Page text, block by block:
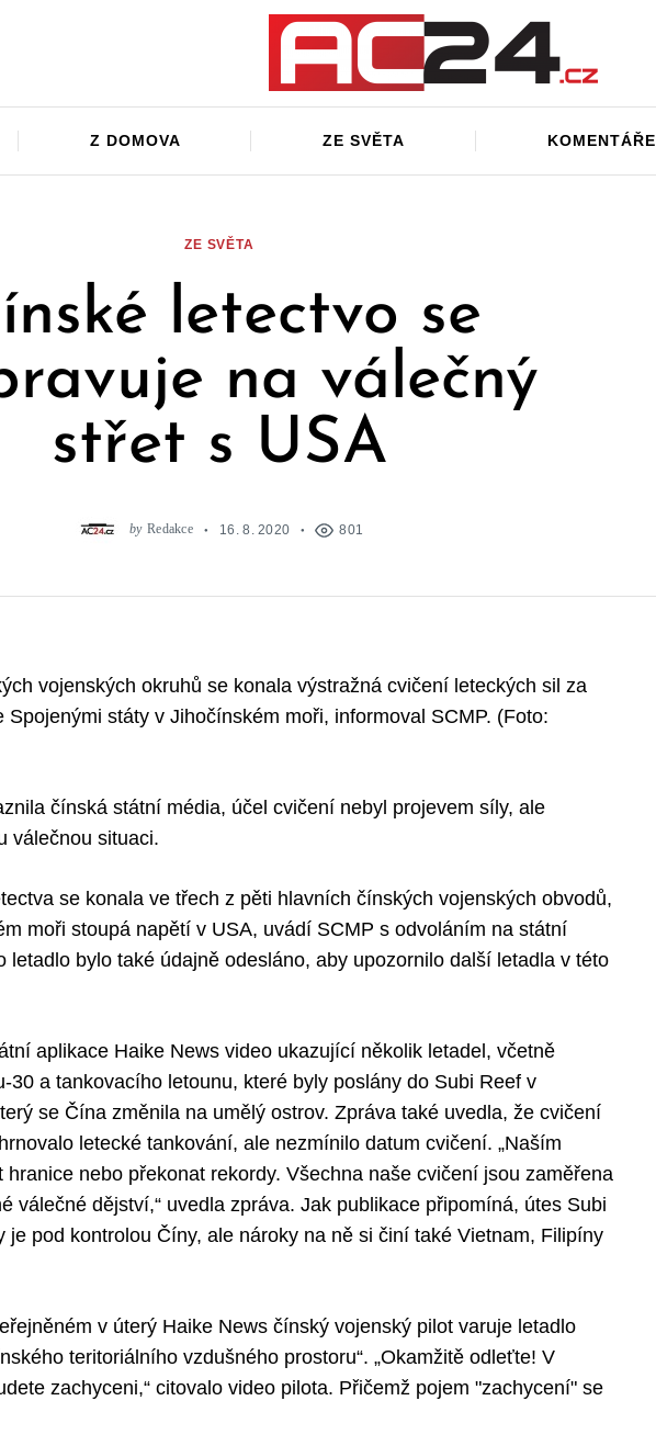
Z DOMOVA ZE SVĚTA KOMENTÁŘE
ZE SVĚTA
letectvo se
na válečný
střet s USA
by Redakce 16. 8. 2020 801
vojenských okruhů se konala výstražná cvičení leteckých sil za
Spojenými státy v Jihočínském moři, informoval SCMP. (Foto:
čínská státní média, účel cvičení nebyl projevem síly, ale
válečnou situaci.
se konala ve třech z pěti hlavních čínských vojenských obvodů,
moři stoupá napětí v USA, uvádí SCMP s odvoláním na státní
letadlo bylo také údajně odesláno, aby upozornilo další letadla v této
aplikace Haike News video ukazující několik letadel, včetně
30 a tankovacího letounu, které byly poslány do Subi Reef v
se Čína změnila na umělý ostrov. Zpráva také uvedla, že cvičení
letecké tankování, ale nezmínilo datum cvičení. „Naším
nebo překonat rekordy. Všechna naše cvičení jsou zaměřena
válečné dějství,“ uvedla zpráva. Jak publikace připomíná, útes Subi
je pod kontrolou Číny, ale nároky na ně si činí také Vietnam, Filipíny
v úterý Haike News čínský vojenský pilot varuje letadlo
teritoriálního vzdušného prostoru“. „Okamžitě odleťte! V
zachyceni,“ citovalo video pilota. Přičemž pojem "zachycení" se